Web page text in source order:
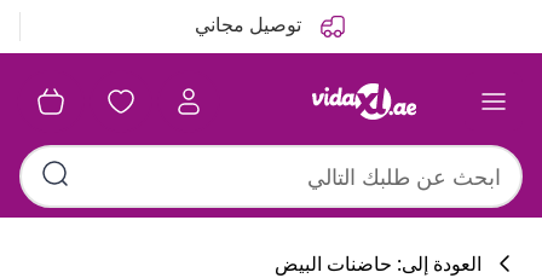
توصيل مجاني
العودة إلى: حاضنات البيض